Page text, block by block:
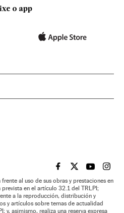
o app
EL PAÍS BRASIL EN
EL PAÍSEL PAÍS
EL
al uso de sus obras y prestaciones en
en el artículo 32.1 del TRLPI;
a la reproducción, distribución y
y artículos sobre temas de actualidad
y, asimismo, realiza una reserva expresa